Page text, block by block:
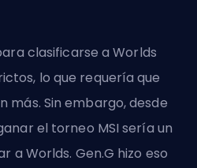
clasificarse a Worlds
lo que requería que
más. Sin embargo, desde
el torneo MSI sería un
a Worlds. Gen.G hizo eso